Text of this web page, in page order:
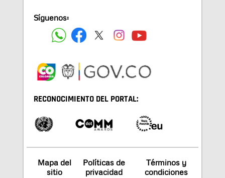
Síguenos:
RECONOCIMIENTO DEL PORTAL:
Mapa del
sitio
Políticas de
privacidad
Términos y
condiciones